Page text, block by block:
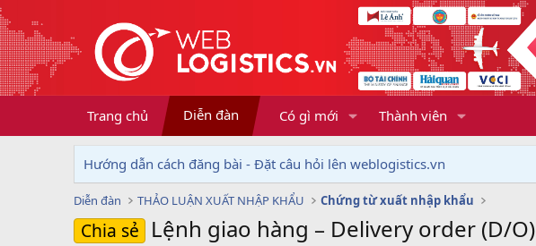
Trang chủ Diễn đàn Có gì mới Thành viên
Hướng dẫn cách đăng bài - Đặt câu hỏi lên weblogistics.vn
Diễn đàn THẢO LUẬN XUẤT NHẬP KHẨU Chứng từ xuất nhập khẩu
Chia sẻ Lệnh giao hàng – Delivery order (D/O)